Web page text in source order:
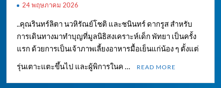
24 พฤษภาคม 2026
..คุณรินทร์ลิตา นวหิรัณย์โชติ และชนินทร์ ดากรูส สำหรับ
การเดินทางมาทำบุญที่มูลนิธิสงเคราะห์เด็ก พัทยา เป็นครั้ง
แรก ด้วยการเป็นเจ้าภาพเลี้ยงอาหารมื้อเย็นแก่น้อง ๆ ตั้งแต่
รุ่นเตาะแตะขึ้นไป และผู้พิการในค …
READ MORE